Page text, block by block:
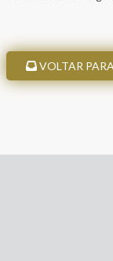
VOLTAR